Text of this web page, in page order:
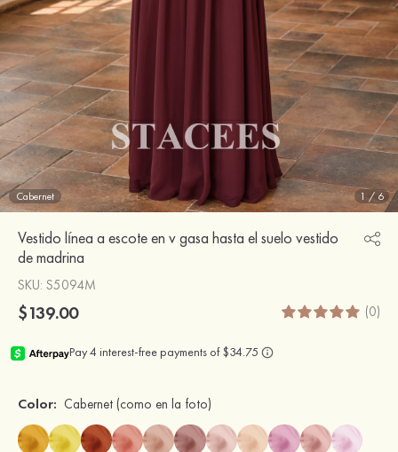
Cabernet 1 / 6
Vestido línea a escote en v gasa hasta el suelo vestido
de madrina
SKU: S5094M
$139.00 (0)
Color: Cabernet (como en la foto)